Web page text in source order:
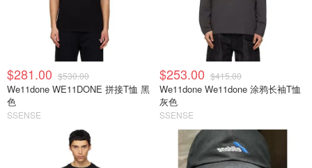
$281.00 $530.00
We11done WE11DONE 拼接T恤 黑
色
SSENSE
$253.00 $415.00
We11done We11done 涂鸦长袖T恤
灰色
SSENSE